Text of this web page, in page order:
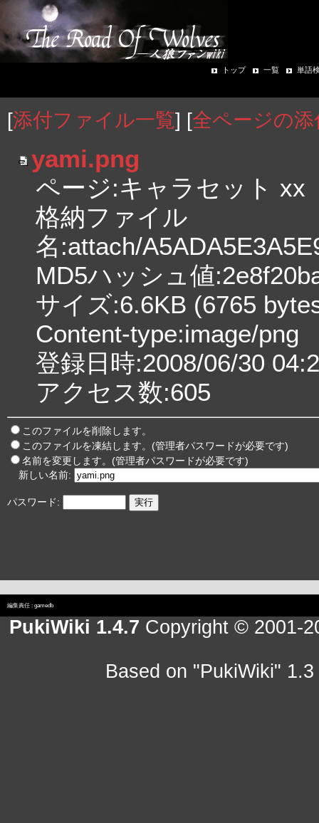
トップ 一覧 単語
[添付ファイル一覧] [全ページの
yami.png
ページ:キャラセット xx
格納ファイル
名:attach/
MD5ハッシュ値
サイズ:6.6KB (6765
Content-type:image/png
登録日時:2008/06/30
アクセス数:605
このファイルを削除します。
このファイルを凍結します。(管理者パスワードが必要です)
名前を変更します。(管理者パスワードが必要です)
新しい名前:
パスワード:
編集責任 : gamedb
PukiWiki 1.4.7 Copyright © 2001-
Based on "PukiWiki"